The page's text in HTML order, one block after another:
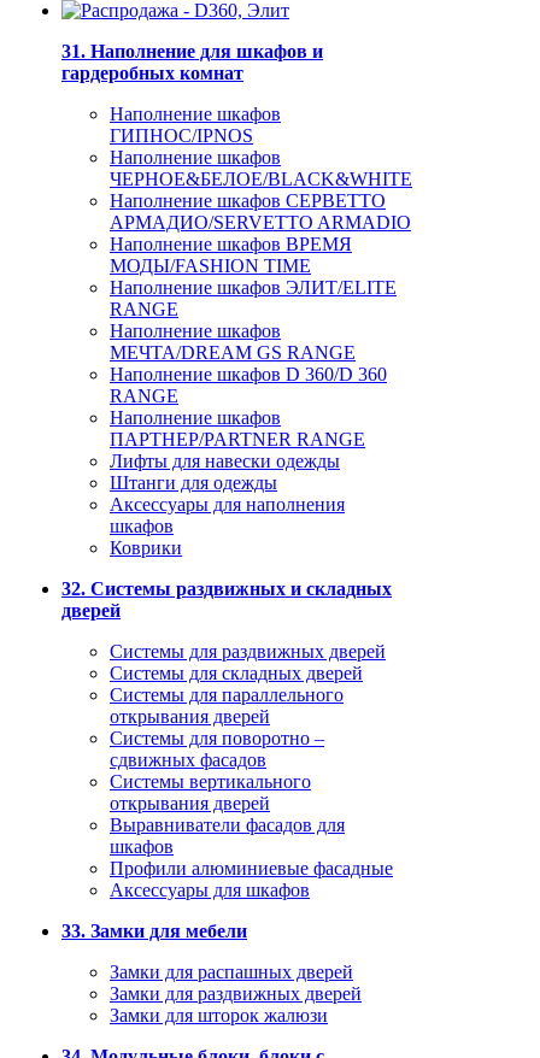
31. Наполнение для шкафов и
гардеробных комнат
Наполнение шкафов
ГИПНОС/IPNOS
Наполнение шкафов
ЧЕРНОЕ&БЕЛОЕ/BLACK&WHITE
Наполнение шкафов СЕРВЕТТО
АРМАДИО/SERVETTO ARMADIO
Наполнение шкафов ВРЕМЯ
МОДЫ/FASHION TIME
Наполнение шкафов ЭЛИТ/ELITE
RANGE
Наполнение шкафов
МЕЧТА/DREAM GS RANGE
Наполнение шкафов D 360/D 360
RANGE
Наполнение шкафов
ПАРТНЕР/PARTNER RANGE
Лифты для навески одежды
Штанги для одежды
Аксессуары для наполнения
шкафов
Коврики
32. Системы раздвижных и складных
дверей
Системы для раздвижных дверей
Системы для складных дверей
Системы для параллельного
открывания дверей
Системы для поворотно –
сдвижных фасадов
Системы вертикального
открывания дверей
Выравниватели фасадов для
шкафов
Профили алюминиевые фасадные
Аксессуары для шкафов
33. Замки для мебели
Замки для распашных дверей
Замки для раздвижных дверей
Замки для шторок жалюзи